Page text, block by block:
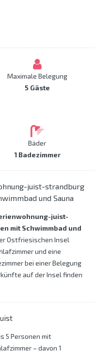
Maximale Belegung
5 Gäste
Bäder
1 Badezimmer
juist-strandburg
und Sauna
juist-
mit Schwimmbad und
Ostfriesischen Insel
und eine
bei einer Belegung
auf der Insel finden
5 Personen mit
– davon 1